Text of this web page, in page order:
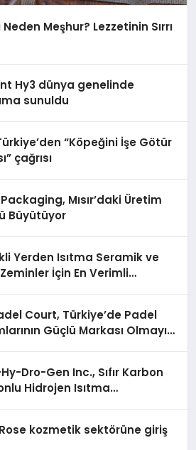
Meşhur? Lezzetinin Sırrı
Hy3 dünya genelinde
sunuldu
“Köpeğini İşe Götür
çağrısı
Mısır’daki Üretim
Büyütüyor
Yerden Isıtma Seramik ve
İçin En Verimli
Court, Türkiye’de Padel
Güçlü Markası Olmayı
Dro-Gen Inc., Sıfır Karbon
Hidrojen Isıtma
kozmetik sektörüne giriş